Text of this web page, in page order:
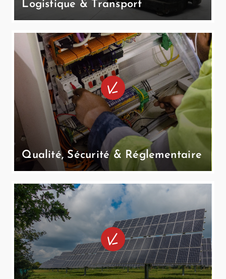
Logistique & Transport
Qualité, Sécurité & Réglementaire